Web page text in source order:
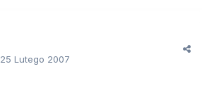
25 Lutego 2007